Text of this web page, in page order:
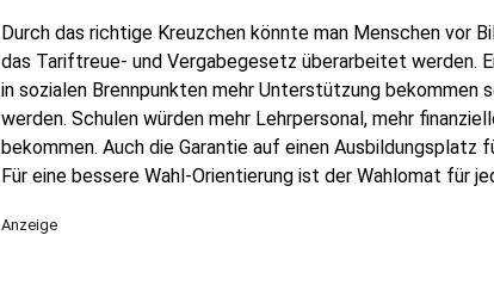
Durch das richtige Kreuzchen könnte man Menschen vor
das Tariftreue- und Vergabegesetz überarbeitet werden.
in sozialen Brennpunkten mehr Unterstützung bekommen
werden. Schulen würden mehr Lehrpersonal, mehr
bekommen. Auch die Garantie auf einen Ausbildungsplatz
Für eine bessere Wahl-Orientierung ist der Wahlomat für
Anzeige